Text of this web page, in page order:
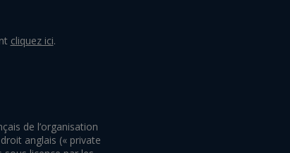
cliquez ici.​
de l’organisation
anglais (« private